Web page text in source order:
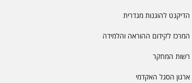
הדיקנט להוגנות מגדרית
המרכז לקידום ההוראה והלמידה
רשות המחקר
ארגון הסגל האקדמי